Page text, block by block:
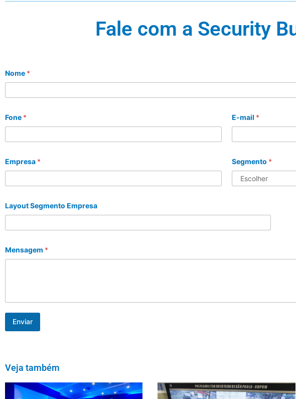
Fale com a Security
Nome *
Fone * E-mail *
Empresa * Segmento *
Layout Segmento Empresa
Mensagem *
Enviar
Veja também